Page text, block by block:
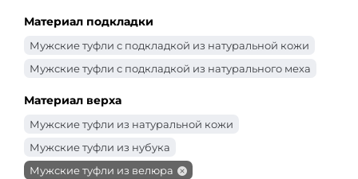
Материал подкладки
Мужские туфли с подкладкой из натуральной кожи
Мужские туфли с подкладкой из натурального меха
Материал верха
Мужские туфли из натуральной кожи
Мужские туфли из нубука
Мужские туфли из велюра